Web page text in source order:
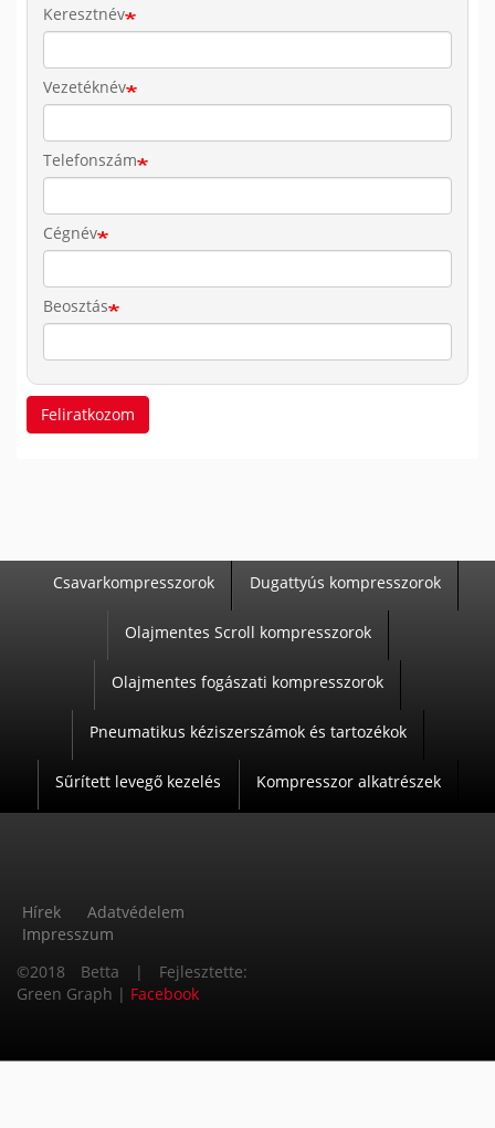
Keresztnév
Vezetéknév
Telefonszám
Cégnév
Beosztás
Feliratkozom
E
Csavarkompresszorok Dugattyús kompresszorok
Olajmentes Scroll kompresszorok
Olajmentes fogászati kompresszorok
Pneumatikus kéziszerszámok és tartozékok
Sűrített levegő kezelés Kompresszor alkatrészek
Á
Hírek
Adatvédelem
Impresszum
©2018 Betta | Fejlesztette:
Green Graph | Facebook